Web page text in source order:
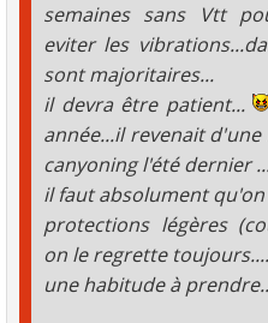
semaines sans Vtt
eviter les
sont majoritaires...
il devra être patient...
année...il revenait
canyoning l'été dernier
il faut absolument
protections légères
on le regrette toujours....
une habitude à